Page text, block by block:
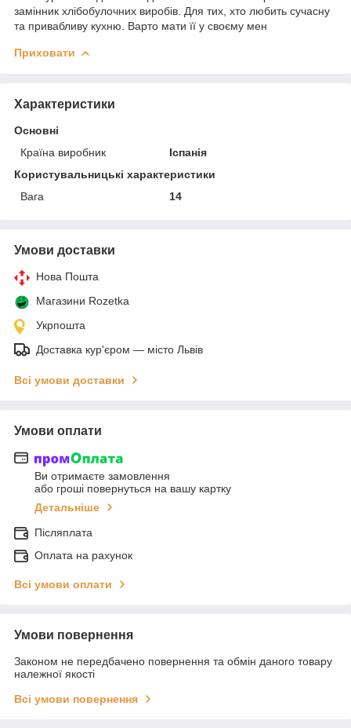
замінник хлібобулочних виробів. Для тих, хто любить сучасну
та привабливу кухню. Варто мати її у своєму мен
Приховати
Характеристики
Основні
Країна виробник
Іспанія
Користувальницькі характеристики
Вага
14
Умови доставки
Нова Пошта
Магазини Rozetka
Укрпошта
Доставка кур'єром — місто Львів
Всі умови доставки
Умови оплати
Ви отримаєте замовлення
або гроші повернуться на вашу картку
Детальніше
Післяплата
Оплата на рахунок
Всі умови оплати
Умови повернення
Законом не передбачено повернення та обмін даного товару
належної якості
Всі умови повернення